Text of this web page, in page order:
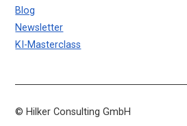
Blog
Newsletter
KI-Masterclass
© Hilker Consulting GmbH